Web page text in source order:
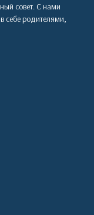
совет. С нами
себе родителями,